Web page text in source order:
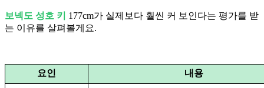
보넥도 성호 키
177cm가 실제보다 훨씬 커 보인다는 평가를 받
는 이유를 살펴볼게요.
요인 내용